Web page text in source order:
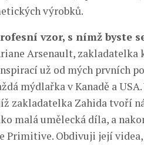
výrobků.
vzor, s nímž byste
Arsenault, zakladatelka
už od mých prvních
mýdlařka v Kanadě a
zakladatelka Zahida tvoří
malá umělecká díla, a
Primitive. Obdivuji její